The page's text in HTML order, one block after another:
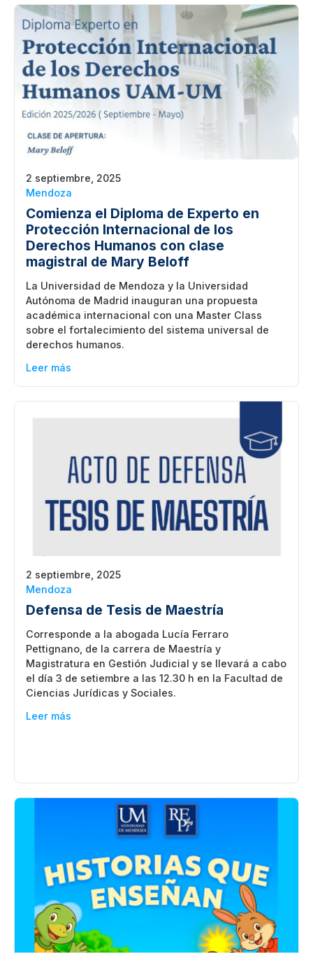
2 septiembre, 2025
Mendoza
Comienza el Diploma de Experto en
Protección Internacional de los
Derechos Humanos con clase
magistral de Mary Beloff
La Universidad de Mendoza y la Universidad
Autónoma de Madrid inauguran una propuesta
académica internacional con una Master Class
sobre el fortalecimiento del sistema universal de
derechos humanos.
Leer más
2 septiembre, 2025
Mendoza
Defensa de Tesis de Maestría
Corresponde a la abogada Lucía Ferraro
Pettignano, de la carrera de Maestría y
Magistratura en Gestión Judicial y se llevará a cabo
el día 3 de setiembre a las 12.30 h en la Facultad de
Ciencias Jurídicas y Sociales.
Leer más